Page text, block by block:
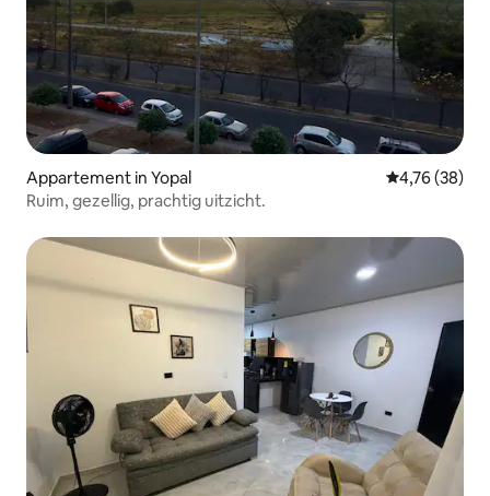
Appartement in Yopal Gemiddelde
4,76 (38)
Ruim, gezellig, prachtig uitzicht.